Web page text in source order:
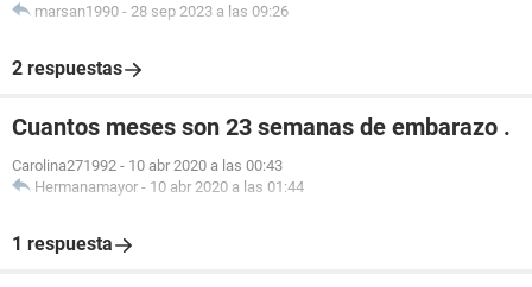
marsan1990 - 28 sep 2023 a las 09:26
2 respuestas
Cuantos meses son 23 semanas de embarazo .
Carolina271992 - 10 abr 2020 a las 00:43
Hermanamayor - 10 abr 2020 a las 01:44
1 respuesta